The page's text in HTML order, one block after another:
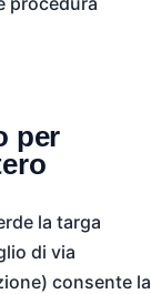
per
la targa
di via
consente la